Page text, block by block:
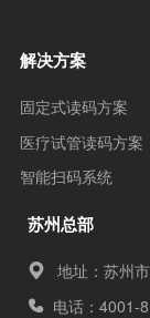
解决方案
固定式读码方案
医疗试管读码方案
智能扫码系统
苏州总部
地址：苏州
电话：4001-